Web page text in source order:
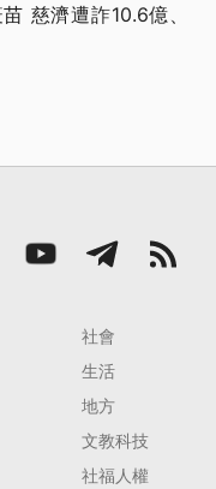
慈濟遭詐10.6億、
社會
生活
地方
文教科技
社福人權